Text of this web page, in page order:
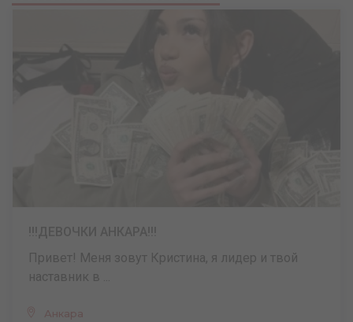
Привет! Меня зовут Кристина, я лидер и твой
наставник в ...
Анкара